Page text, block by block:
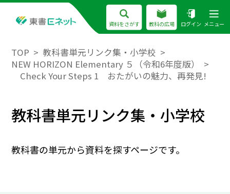
資料をさがす 教科の広場 ログイン メニュー
TOP
教科書単元リンク集・小学校
NEW HORIZON Elementary ５（令和6年度版）
Check Your Steps 1 おたがいの魅力、再発見!
教科書単元リンク集・小学校
教科書の単元から資料を探すページです。